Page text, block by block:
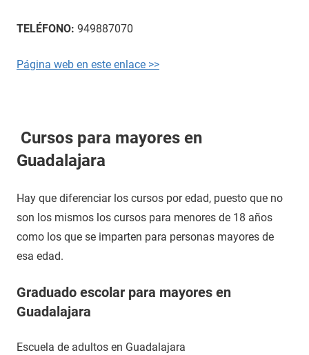
TELÉFONO: 949887070
Página web en este enlace >>
Cursos para mayores en
Guadalajara
Hay que diferenciar los cursos por edad, puesto que no
son los mismos los cursos para menores de 18 años
como los que se imparten para personas mayores de
esa edad.
Graduado escolar para mayores en
Guadalajara
Escuela de adultos en Guadalajara